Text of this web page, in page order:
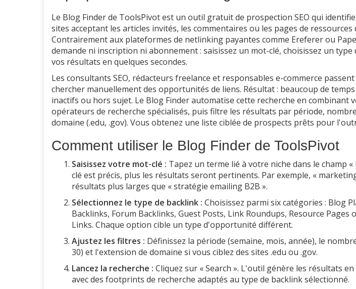
Le Blog Finder de ToolsPivot est un outil gratuit de prospection SEO qui
sites acceptant les articles invités, les commentaires ou les pages de
Contrairement aux plateformes de netlinking payantes comme Ereferer ou
demande ni inscription ni abonnement : saisissez un mot-clé, choisissez un
vos résultats en quelques secondes.
Les consultants SEO, rédacteurs freelance et responsables e-commerce
chercher manuellement des opportunités de liens. Résultat : beaucoup de
inactifs ou hors sujet. Le Blog Finder automatise cette recherche en combinant
opérateurs de recherche spécialisés, puis filtre les résultats par période,
domaine (.edu, .gov). Vous obtenez une liste ciblée de prospects prêts pour
Comment utiliser le Blog Finder de ToolsPivot
Saisissez votre mot-clé : Tapez un terme lié à votre niche dans le champ «
clé est précis, plus les résultats seront pertinents. Par exemple, «
résultats plus larges que « stratégie emailing B2B ».
Sélectionnez le type de backlink : Choisissez parmi six catégories : Blog
Backlinks, Forum Backlinks, Guest Posts, Link Roundups, Resource
Links. Chaque option cible un type d'opportunité différent.
Ajustez les filtres : Définissez la période (semaine, mois, année), le
30) et l'extension de domaine si vous ciblez des sites .edu ou .gov.
Lancez la recherche : Cliquez sur « Search ». L'outil génère les résultats
avec des footprints de recherche adaptés au type de backlink sélectionné.